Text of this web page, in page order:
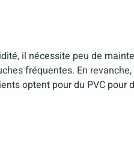
il nécessite peu de
fréquentes. En
optent pour du PVC pour